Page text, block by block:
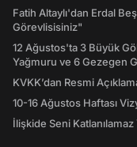
Fatih Altaylı'dan Erdal
Görevlisisiniz"
12 Ağustos'ta 3 Büyük
Yağmuru ve 6 Gezegen
KVKK’dan Resmi
10-16 Ağustos Haftası
İlişkide Seni